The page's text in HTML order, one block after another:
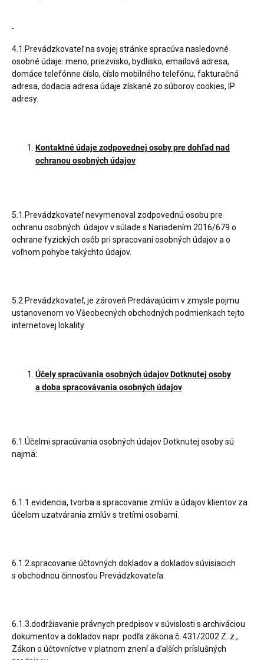
4.1.Prevádzkovateľ na svojej stránke spracúva nasledovné
osobné údaje: meno, priezvisko, bydlisko, emailová adresa,
domáce telefónne číslo, číslo mobilného telefónu, fakturačná
adresa, dodacia adresa údaje získané zo súborov cookies, IP
adresy.
Kontaktné údaje zodpovednej osoby pre dohľad nad
ochranou osobných údajov
5.1.Prevádzkovateľ nevymenoval zodpovednú osobu pre
ochranu osobných údajov v súlade s Nariadením 2016/679 o
ochrane fyzických osôb pri spracovaní osobných údajov a o
voľnom pohybe takýchto údajov.
5.2.Prevádzkovateľ, je zároveň Predávajúcim v zmysle pojmu
ustanovenom vo Všeobecných obchodných podmienkach tejto
internetovej lokality.
Účely spracúvania osobných údajov Dotknutej osoby
a doba spracovávania osobných údajov
6.1.Účelmi spracúvania osobných údajov Dotknutej osoby sú
najmä:
6.1.1.evidencia, tvorba a spracovanie zmlúv a údajov klientov za
účelom uzatvárania zmlúv s tretími osobami.
6.1.2.spracovanie účtovných dokladov a dokladov súvisiacich
s obchodnou činnosťou Prevádzkovateľa.
6.1.3.dodržiavanie právnych predpisov v súvislosti s archiváciou
dokumentov a dokladov napr. podľa zákona č. 431/2002 Z. z.,
Zákon o účtovníctve v platnom znení a ďalších príslušných